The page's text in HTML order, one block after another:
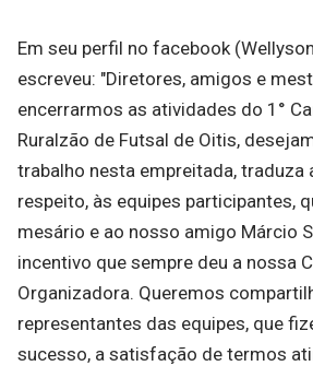
Em seu perfil no facebook
escreveu: "Diretores, amigos e
encerrarmos as atividades do 1°
Ruralzão de Futsal de Oitis,
trabalho nesta empreitada, traduza
respeito, às equipes participantes,
mesário e ao nosso amigo Márcio
incentivo que sempre deu a nossa
Organizadora. Queremos
representantes das equipes, que
sucesso, a satisfação de termos